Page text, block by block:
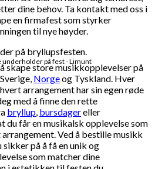
dine behov. Ta kontakt med oss i
en firmafest som styrker
til nye høyder.
på fest - Limunt
skape store musikkopplevelser på
Sverige, Norgeog Tyskland. Hver
arrangement har sin egen røde
med å finne den rette
bryllup, bursdagereller
du får en musikalsk opplevelse som
Ved å bestille musikk
sikker på å få en unik og
som matcher dine